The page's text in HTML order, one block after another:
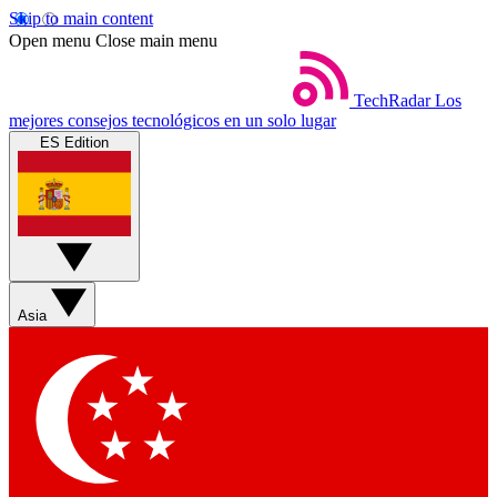
Skip to main content
Open menu Close main menu
TechRadar Los
mejores consejos tecnológicos en un solo lugar
ES Edition
Asia